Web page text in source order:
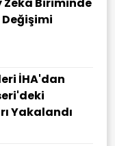
Değişimi
İHA'dan
Yakalandı